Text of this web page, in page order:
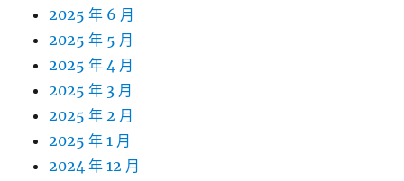
2025 年 6 月
2025 年 5 月
2025 年 4 月
2025 年 3 月
2025 年 2 月
2025 年 1 月
2024 年 12 月